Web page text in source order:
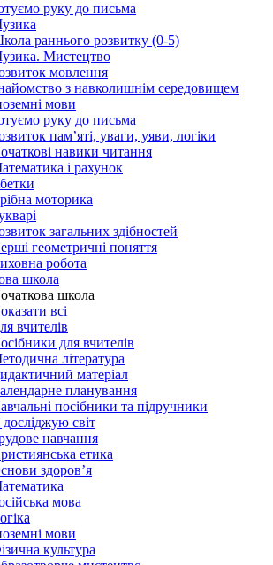
руку до письма
раннього розвитку (0-5)
Мистецтво
мовлення
з навколишнім середовищем
мови
руку до письма
пам’яті, уваги, уяви, логіки
навики читання
і рахунок
моторика
загальних здібностей
геометричні поняття
робота
школа
школа
всі
вчителів
для вчителів
література
матеріал
планування
посібники та підручники
світ
навчання
етика
здоров’я
мова
мови
культура